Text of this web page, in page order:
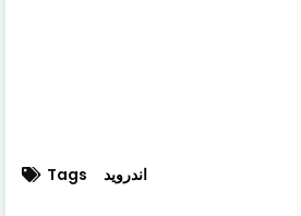
Tags اندرويد